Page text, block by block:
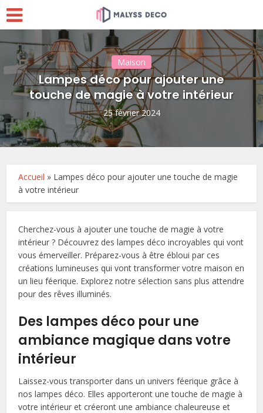
Maison
Lampes déco pour ajouter une
touche de magie à votre intérieur
25 février 2024
Accueil » Lampes déco pour ajouter une touche de magie
à votre intérieur
Cherchez-vous à ajouter une touche de magie à votre
intérieur ? Découvrez des lampes déco incroyables qui vont
vous émerveiller. Préparez-vous à être ébloui par ces
créations lumineuses qui vont transformer votre maison en
un lieu féerique. Explorez notre sélection sans plus attendre
pour des rêves illuminés.
Des lampes déco pour une
ambiance magique dans votre
intérieur
Laissez-vous transporter dans un univers féerique grâce à
nos lampes déco. Elles apporteront une touche de magie à
votre intérieur et créeront une ambiance chaleureuse et